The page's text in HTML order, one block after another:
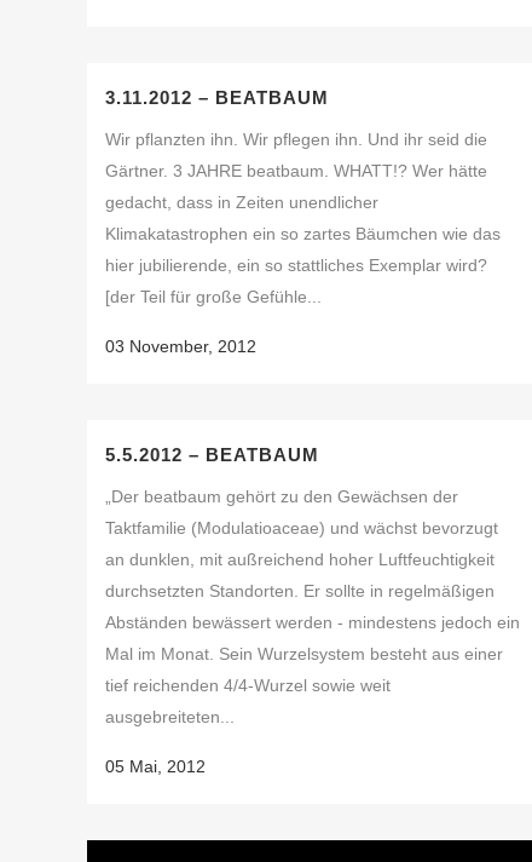
3.11.2012 – BEATBAUM
Wir pflanzten ihn. Wir pflegen ihn. Und ihr seid die
Gärtner. 3 JAHRE beatbaum. WHATT!? Wer hätte
gedacht, dass in Zeiten unendlicher
Klimakatastrophen ein so zartes Bäumchen wie das
hier jubilierende, ein so stattliches Exemplar wird?
[der Teil für große Gefühle...
03 November, 2012
5.5.2012 – BEATBAUM
„Der beatbaum gehört zu den Gewächsen der
Taktfamilie (Modulatioaceae) und wächst bevorzugt
an dunklen, mit außreichend hoher Luftfeuchtigkeit
durchsetzten Standorten. Er sollte in regelmäßigen
Abständen bewässert werden - mindestens jedoch ein
Mal im Monat. Sein Wurzelsystem besteht aus einer
tief reichenden 4/4-Wurzel sowie weit
ausgebreiteten...
05 Mai, 2012